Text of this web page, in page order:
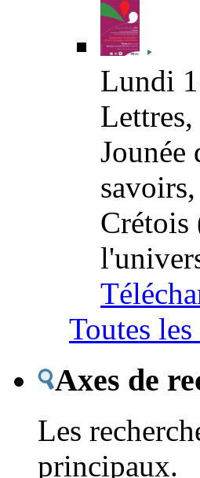
Lundi
Jounée
Crétois
Toutes
Axes de
Les
principaux.